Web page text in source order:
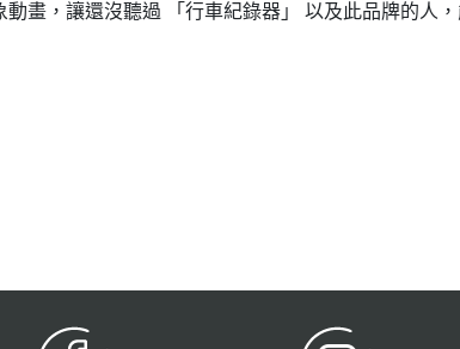
畫，讓還沒聽過 「行車紀錄器」 以及此品牌的人，